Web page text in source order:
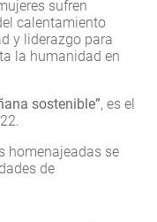
sufren
calentamiento
y liderazgo para
la humanidad en
sostenible”, es el
homenajeadas se
de